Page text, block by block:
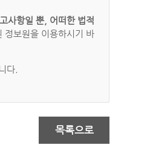
사항일 뿐, 어떠한 법적
정보원을 이용하시기 바
다.
목록으로